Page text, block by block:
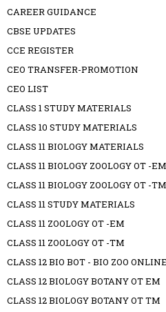
CAREER GUIDANCE
CBSE UPDATES
CCE REGISTER
CEO TRANSFER-PROMOTION
CEO LIST
CLASS 1 STUDY MATERIALS
CLASS 10 STUDY MATERIALS
CLASS 11 BIOLOGY MATERIALS
CLASS 11 BIOLOGY ZOOLOGY OT -EM
CLASS 11 BIOLOGY ZOOLOGY OT -TM
CLASS 11 STUDY MATERIALS
CLASS 11 ZOOLOGY OT -EM
CLASS 11 ZOOLOGY OT -TM
CLASS 12 BIO BOT - BIO ZOO
CLASS 12 BIOLOGY BOTANY OT EM
CLASS 12 BIOLOGY BOTANY OT TM